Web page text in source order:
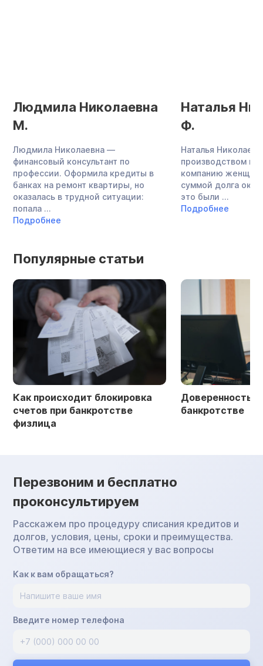
Людмила Николаевна
М.
Людмила Николаевна —
финансовый консультант по
профессии. Оформила кредиты в
банках на ремонт квартиры, но
оказалась в трудной ситуации:
попала ...
Подробнее
Наталья
Ф.
Наталья
производством
компанию
суммой долга
это были ...
Подробнее
Популярные статьи
Как происходит блокировка
счетов при банкротстве
физлица
Доверенность
банкротстве
Перезвоним и бесплатно
проконсультируем
Расскажем про процедуру списания кредитов и
долгов, условия, цены, сроки и преимущества.
Ответим на все имеющиеся у вас вопросы
Как к вам обращаться?
Введите номер телефона